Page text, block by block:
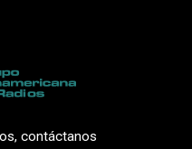
contáctanos